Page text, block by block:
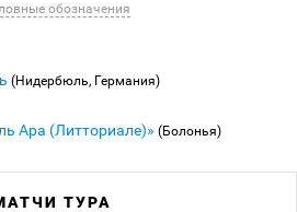
обозначения
(Нидербюль, Германия)
Ара (Литториале)» (Болонья)
ТУРА